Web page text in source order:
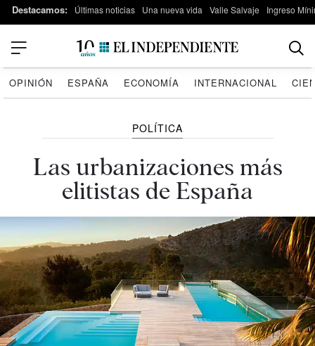
Destacamos: Últimas noticias Una nueva vida Valle Salvaje Ingreso
OPINIÓN ESPAÑA ECONOMÍA INTERNACIONAL
POLÍTICA
Las urbanizaciones más
elitistas de España